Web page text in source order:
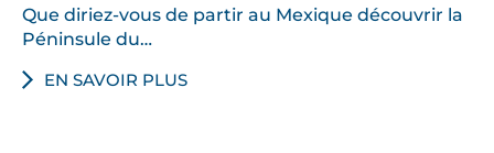
Que diriez-vous de partir au Mexique découvrir la
Péninsule du…
EN SAVOIR PLUS